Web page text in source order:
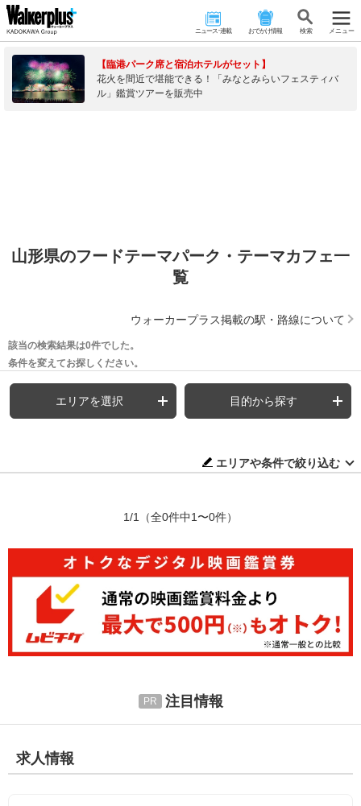
ニュース･連載 おでかけ情報 検 索 メニュー
【臨港パーク席と宿泊ホテルがセット】
花火を間近で堪能できる！「みなとみらいフェスティバ
ル」鑑賞ツアーを販売中
山形県のフードテーマパーク・テーマカフェ一
覧
ウォーカープラス掲載の駅・路線について
該当の検索結果は0件でした。
条件を変えてお探しください。
エリアを選択 目的から探す
エリアや条件で絞り込む
1/1 （全0件中1〜0件）
注目情報
求人情報